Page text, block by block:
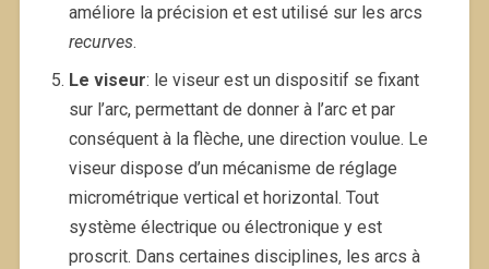
améliore la précision et est utilisé sur les arcs
recurves.
Le viseur: le viseur est un dispositif se fixant
sur l’arc, permettant de donner à l’arc et par
conséquent à la flèche, une direction voulue. Le
viseur dispose d’un mécanisme de réglage
micrométrique vertical et horizontal. Tout
système électrique ou électronique y est
proscrit. Dans certaines disciplines, les arcs à